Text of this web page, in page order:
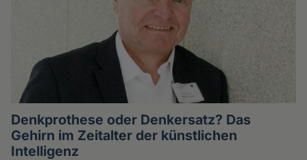
Denkprothese oder Denkersatz? Das
Gehirn im Zeitalter der künstlichen
Intelligenz